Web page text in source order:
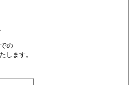
の
します。